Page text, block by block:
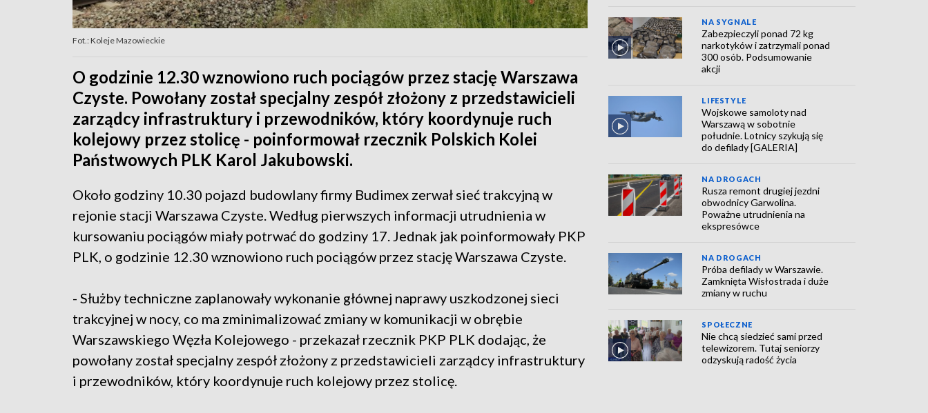
Fot.: Koleje Mazowieckie
O godzinie 12.30 wznowiono ruch pociągów przez stację Warszawa
Czyste. Powołany został specjalny zespół złożony z przedstawicieli
zarządcy infrastruktury i przewodników, który koordynuje ruch
kolejowy przez stolicę - poinformował rzecznik Polskich Kolei
Państwowych PLK Karol Jakubowski.
Około godziny 10.30 pojazd budowlany firmy Budimex zerwał sieć trakcyjną w
rejonie stacji Warszawa Czyste. Według pierwszych informacji utrudnienia w
kursowaniu pociągów miały potrwać do godziny 17. Jednak jak poinformowały PKP
PLK, o godzinie 12.30 wznowiono ruch pociągów przez stację Warszawa Czyste.
- Służby techniczne zaplanowały wykonanie głównej naprawy uszkodzonej sieci
trakcyjnej w nocy, co ma zminimalizować zmiany w komunikacji w obrębie
Warszawskiego Węzła Kolejowego - przekazał rzecznik PKP PLK dodając, że
powołany został specjalny zespół złożony z przedstawicieli zarządcy infrastruktury
i przewodników, który koordynuje ruch kolejowy przez stolicę.
NA SYGNALE
Zabezpieczyli ponad 72 kg
narkotyków i zatrzymali ponad
300 osób. Podsumowanie
akcji
LIFESTYLE
Wojskowe samoloty nad
Warszawą w sobotnie
południe. Lotnicy szykują się
do defilady [GALERIA]
NA DROGACH
Rusza remont drugiej jezdni
obwodnicy Garwolina.
Poważne utrudnienia na
ekspresówce
NA DROGACH
Próba defilady w Warszawie.
Zamknięta Wisłostrada i duże
zmiany w ruchu
SPOŁECZNE
Nie chcą siedzieć sami przed
telewizorem. Tutaj seniorzy
odzyskują radość życia